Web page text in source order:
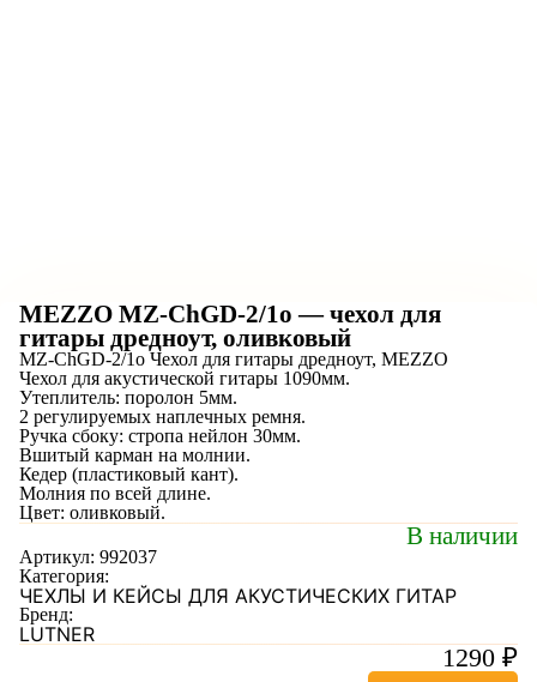
MEZZO MZ-ChGD-2/1o — чехол для
гитары дредноут, оливковый
1290 ₽
MZ-ChGD-2/1o Чехол для гитары дредноут, MEZZO
Чехол для акустической гитары 1090мм.
Утеплитель: поролон 5мм.
2 регулируемых наплечных ремня.
Ручка сбоку: стропа нейлон 30мм.
Вшитый карман на молнии.
Кедер (пластиковый кант).
Молния по всей длине.
Цвет: оливковый.
В наличии
Артикул: 992037
Категория:
ЧЕХЛЫ И КЕЙСЫ ДЛЯ АКУСТИЧЕСКИХ ГИТАР
Бренд:
LUTNER